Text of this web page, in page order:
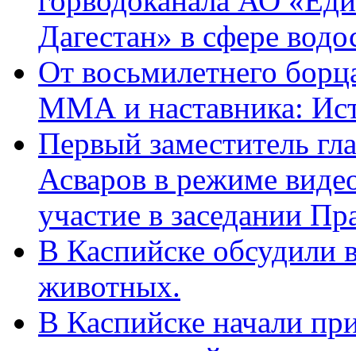
Дагестан» в сфере
От восьмилетнего
ММА и наставника:
Первый заместитель
Асваров в режиме
участие в заседании
В Каспийске обсудили
животных.
В Каспийске начали